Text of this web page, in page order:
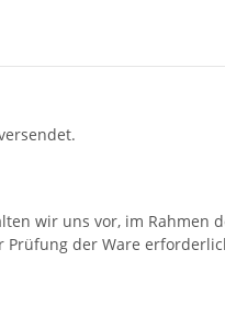
wir uns vor, im Rahmen
der Ware